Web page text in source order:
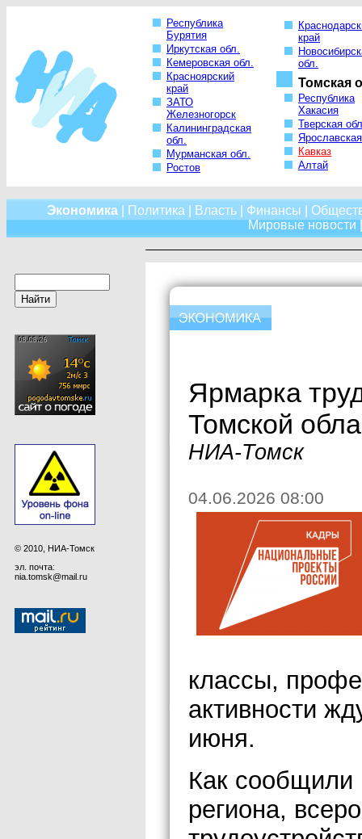
Республика
Бурятия
Иркутская обл.
Кемеровская обл.
Красноярский
край
ЗАТО
Железногорск
Калининградская
обл.
Мурманская обл.
Ростов
край
обл.
Томская
Республика
Хакасия
Тверская
Кавказ
Алтай
Экономика| Политика Власть| Финансы
Мировые новости
© 2010, НИА-Томск
эл. почта:
nia.tomsk@mail.ru
Ярмарка
Томской
НИА-Томск
04.06.2026 08:00
классы,
активности
июня.
Как сообщили
региона,